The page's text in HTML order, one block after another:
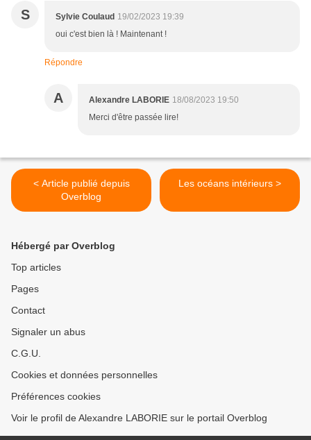
S Sylvie Coulaud 19/02/2023 19:39
oui c'est bien là ! Maintenant !
Répondre
A Alexandre LABORIE 18/08/2023 19:50
Merci d'être passée lire!
< Article publié depuis
Overblog
Les océans intérieurs >
Hébergé par Overblog
Top articles
Pages
Contact
Signaler un abus
C.G.U.
Cookies et données personnelles
Préférences cookies
Voir le profil de Alexandre LABORIE sur le portail Overblog